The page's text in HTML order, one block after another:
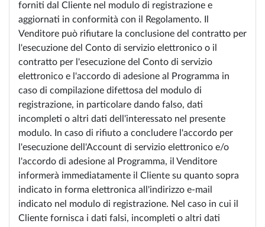
forniti dal Cliente nel modulo di registrazione e
aggiornati in conformità con il Regolamento. Il
Venditore può rifiutare la conclusione del contratto per
l'esecuzione del Conto di servizio elettronico o il
contratto per l'esecuzione del Conto di servizio
elettronico e l'accordo di adesione al Programma in
caso di compilazione difettosa del modulo di
registrazione, in particolare dando falso, dati
incompleti o altri dati dell'interessato nel presente
modulo. In caso di rifiuto a concludere l'accordo per
l'esecuzione dell'Account di servizio elettronico e/o
l'accordo di adesione al Programma, il Venditore
informerà immediatamente il Cliente su quanto sopra
indicato in forma elettronica all'indirizzo e-mail
indicato nel modulo di registrazione. Nel caso in cui il
Cliente fornisca i dati falsi, incompleti o altri dati